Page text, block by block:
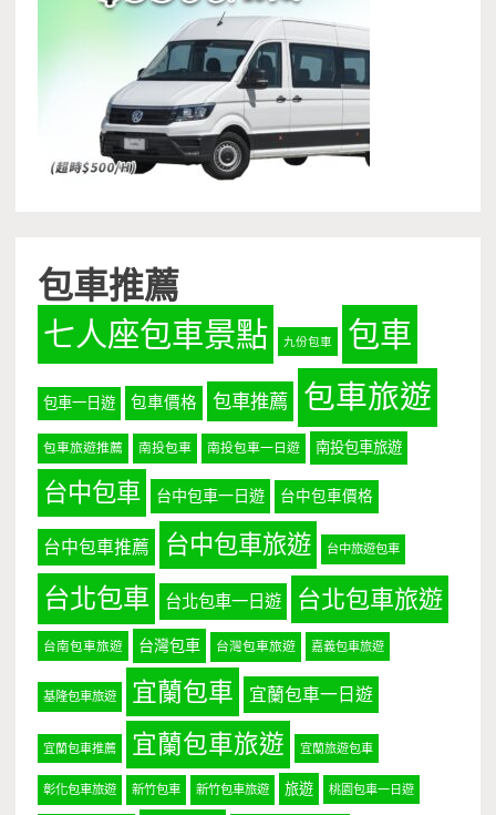
包車推薦
七人座包車景點 九份包車 包車
包車一日遊 包車價格 包車推薦 包車旅遊
包車旅遊推薦 南投包車 南投包車一日遊 南投包車旅遊
台中包車 台中包車一日遊 台中包車價格
台中包車推薦 台中包車旅遊 台中旅遊包車
台北包車 台北包車一日遊 台北包車旅遊
台南包車旅遊 台灣包車 台灣包車旅遊 嘉義包車旅遊
基隆包車旅遊 宜蘭包車 宜蘭包車一日遊
宜蘭包車推薦 宜蘭包車旅遊 宜蘭旅遊包車
彰化包車旅遊 新竹包車 新竹包車旅遊 旅遊 桃園包車一日遊